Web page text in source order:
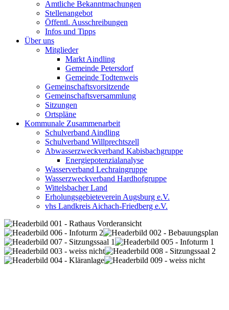
Amtliche Bekanntmachungen
Stellenangebot
Öffentl. Ausschreibungen
Infos und Tipps
Über uns
Mitglieder
Markt Aindling
Gemeinde Petersdorf
Gemeinde Todtenweis
Gemeinschaftsvorsitzende
Gemeinschaftsversammlung
Sitzungen
Ortspläne
Kommunale Zusammenarbeit
Schulverband Aindling
Schulverband Willprechtszell
Abwasserzweckverband Kabisbachgruppe
Energiepotenzialanalyse
Wasserverband Lechraingruppe
Wasserzweckverband Hardhofgruppe
Wittelsbacher Land
Erholungsgebieteverein Augsburg e.V.
vhs Landkreis Aichach-Friedberg e.V.